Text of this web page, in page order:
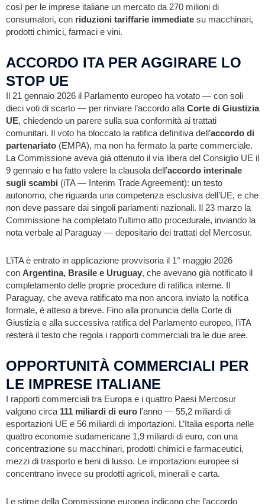
così per le imprese italiane un mercato da 270 milioni di
consumatori, con riduzioni tariffarie immediate su macchinari,
prodotti chimici, farmaci e vini.
ACCORDO ITA PER AGGIRARE LO
STOP UE
Il 21 gennaio 2026 il Parlamento europeo ha votato — con soli
dieci voti di scarto — per rinviare l’accordo allaCorte di Giustizia
UE, chiedendo un parere sulla sua conformità ai trattati
comunitari. Il voto ha bloccato la ratifica definitiva dell’accordo di
partenariato (EMPA), ma non ha fermato la parte commerciale.
La Commissione aveva già ottenuto il via libera del Consiglio UE il
9 gennaio e ha fatto valere la clausola dell’accordo interinale
sugli scambi (iTA — Interim Trade Agreement): un testo
autonomo, che riguarda una competenza esclusiva dell’UE, e che
non deve passare dai singoli parlamenti nazionali. Il 23 marzo la
Commissione ha completato l’ultimo atto procedurale, inviando la
nota verbale al Paraguay — depositario dei trattati del Mercosur.
L’iTA è entrato in applicazione provvisoria il 1° maggio 2026
con Argentina, Brasile e Uruguay, che avevano già notificato il
completamento delle proprie procedure di ratifica interne. Il
Paraguay, che aveva ratificato ma non ancora inviato la notifica
formale, è atteso a breve. Fino alla pronuncia della Corte di
Giustizia e alla successiva ratifica del Parlamento europeo, l’iTA
resterà il testo che regola i rapporti commerciali tra le due aree.
OPPORTUNITÀ COMMERCIALI PER
LE IMPRESE ITALIANE
I rapporti commerciali tra Europa e i quattro Paesi Mercosur
valgono circa 111 miliardi di euro l’anno — 55,2 miliardi di
esportazioni UE e 56 miliardi di importazioni. L’Italia esporta nelle
quattro economie sudamericane 1,9 miliardi di euro, con una
concentrazione su macchinari, prodotti chimici e farmaceutici,
mezzi di trasporto e beni di lusso. Le importazioni europee si
concentrano invece su prodotti agricoli, minerali e carta.
Le stime della Commissione europea indicano che l’accordo